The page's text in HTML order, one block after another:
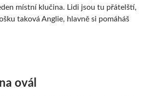
místní klučina. Lidi jsou tu přátelští,
taková Anglie, hlavně si pomáháš
ovál